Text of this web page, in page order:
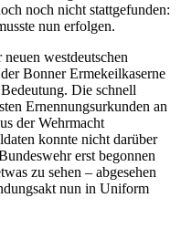
noch nicht stattgefunden:
nun erfolgen.
westdeutschen
der Bonner Ermekeilkaserne
Die schnell
Ernennungsurkunden an
der Wehrmacht
konnte nicht darüber
erst begonnen
zu sehen – abgesehen
nun in Uniform